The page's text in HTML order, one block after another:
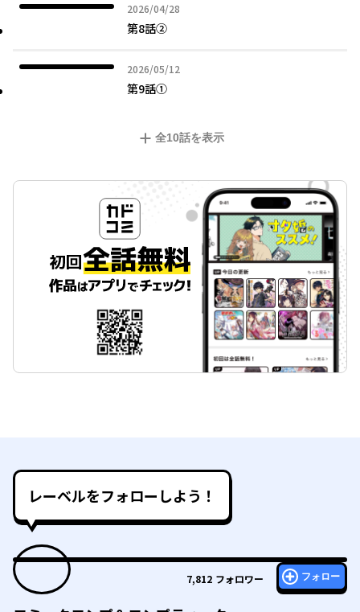
2026/04/28
2026年04月28日
第8話②
2026/05/12
2026年05月12日
第9話①
全10話を表示
レーベルをフォローしよう！
7,812 フォロワー フォロー